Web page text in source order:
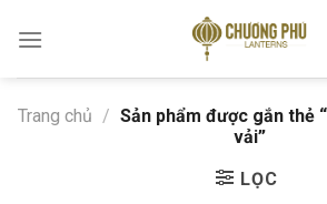
Trang chủ / Sản phẩm được gắn thẻ
vải”
LỌC